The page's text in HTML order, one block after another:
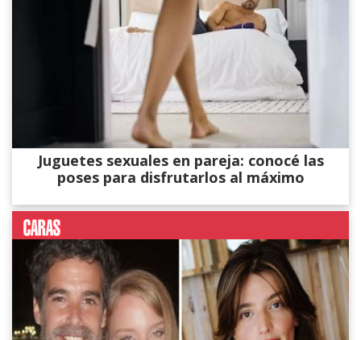
Juguetes sexuales en pareja: conocé las
poses para disfrutarlos al máximo